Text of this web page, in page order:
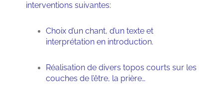
interventions suivantes:
Choix d’un chant, d’un texte et
interprétation en introduction.
Réalisation de divers topos courts sur les
couches de l’être, la prière…